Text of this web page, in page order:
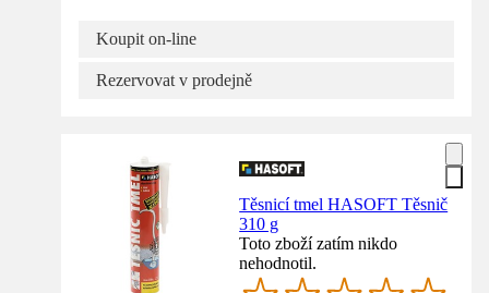
Koupit on-line
Rezervovat v prodejně
Těsnicí tmel HASOFT Těsnič
310 g
Toto zboží zatím nikdo
nehodnotil.